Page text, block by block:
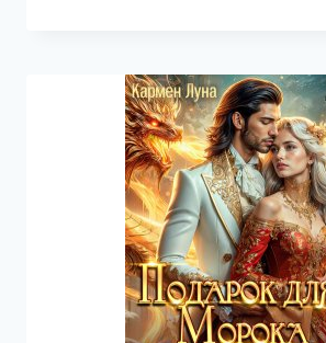
ДРАКУЛОЙ
—
КАРМЕН
ЛУНА